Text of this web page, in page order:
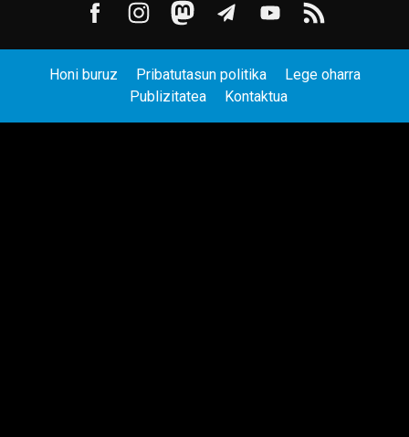
Honi buruz Pribatutasun politika
Lege oharra
Publizitatea
Kontaktua